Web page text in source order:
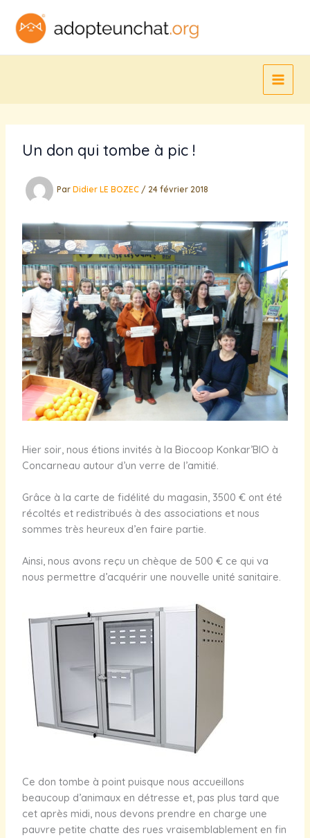
contenu
Un don qui tombe à pic !
Par Didier LE BOZEC / 24 février 2018
Hier soir, nous étions invités à la Biocoop Konkar’BIO à
Concarneau autour d’un verre de l’amitié.
Grâce à la carte de fidélité du magasin, 3500 € ont été
récoltés et redistribués à des associations et nous
sommes très heureux d’en faire partie.
Ainsi, nous avons reçu un chèque de 500 € ce qui va
nous permettre d’acquérir une nouvelle unité sanitaire.
Ce don tombe à point puisque nous accueillons
beaucoup d’animaux en détresse et, pas plus tard que
cet après midi, nous devons prendre en charge une
pauvre petite chatte des rues vraisemblablement en fin